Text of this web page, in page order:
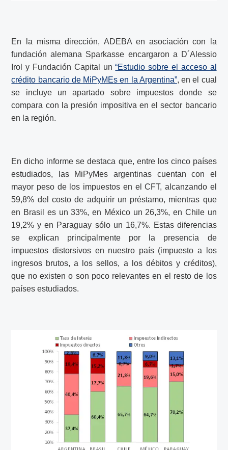
En la misma dirección, ADEBA en asociación con la
fundación alemana Sparkasse encargaron a D´Alessio
Irol y Fundación Capital un“Estudio sobre el acceso al
crédito bancario de MiPyMEs en la Argentina”, en el cual
se incluye un apartado sobre impuestos donde se
compara con la presión impositiva en el sector bancario
en la región.
En dicho informe se destaca que, entre los cinco países
estudiados, las MiPyMes argentinas cuentan con el
mayor peso de los impuestos en el CFT, alcanzando el
59,8% del costo de adquirir un préstamo, mientras que
en Brasil es un 33%, en México un 26,3%, en Chile un
19,2% y en Paraguay sólo un 16,7%. Estas diferencias
se explican principalmente por la presencia de
impuestos distorsivos en nuestro país (impuesto a los
ingresos brutos, a los sellos, a los débitos y créditos),
que no existen o son poco relevantes en el resto de los
países estudiados.